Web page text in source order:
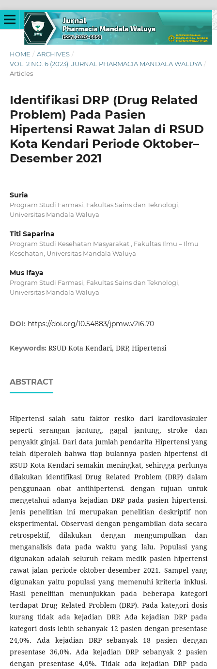
HOME / ARCHIVES /
VOL. 2 NO. 6 (2023): JURNAL PHARMACIA MANDALA WALUYA /
Articles
Identifikasi DRP (Drug Related
Problem) Pada Pasien
Hipertensi Rawat Jalan di RSUD
Kota Kendari Periode Oktober–
Desember 2021
Suria
Program Studi Farmasi, Fakultas Sains dan Teknologi,
Universitas Mandala Waluya
Titi Saparina
Program Studi Kesehatan Masyarakat , Fakultas Ilmu – Ilmu
Kesehatan, Universitas Mandala Waluya
Mus Ifaya
Program Studi Farmasi, Fakultas Sains dan Teknologi,
Universitas Mandala Waluya
DOI: https://doi.org/10.54883/jpmw.v2i6.70
Keywords: RSUD Kota Kendari, DRP, Hipertensi
ABSTRACT
Hipertensi salah satu faktor resiko dari kardiovaskuler
seperti serangan jantung, gagal jantung, stroke dan
penyakit ginjal. Dari data jumlah pendarita Hipertensi yang
telah diperoleh bahwa tiap bulannya pasien hipertensi di
RSUD Kota Kendari semakin meningkat, sehingga perlunya
dilakukan identifikasi Drug Related Problem (DRP) dalam
penggunaan obat antihipertensi. dengan tujuan untuk
mengetahui adanya kejadian DRP pada pasien hipertensi.
Jenis penelitian ini merupakan penelitian deskriptif non
eksperimental. Observasi dengan pengambilan data secara
retrospektif, dilakukan dengan mengumpulkan dan
menganalisis data pada waktu yang lalu. Populasi yang
digunakan adalah seluruh rekam medik pasien hipertensi
rawat jalan periode oktober-desember 2021. Sampel yang
digunakan yaitu populasi yang memenuhi kriteria inklusi.
Hasil penelitian menunjukkan pada beberapa kategori
terdapat Drug Related Problem (DRP). Pada kategori dosis
kurang tidak ada kejadian DRP. Ada kejadian DRP pada
kategori dosis lebih sebanyak 12 pasien dengan presentase
24,0%. Ada kejadian DRP sebanyak 18 pasien dengan
presentase 36,0%. Ada kejadian DRP sebanyak 2 pasien
dengan presentase 4,0%. Tidak ada kejadian DRP pada